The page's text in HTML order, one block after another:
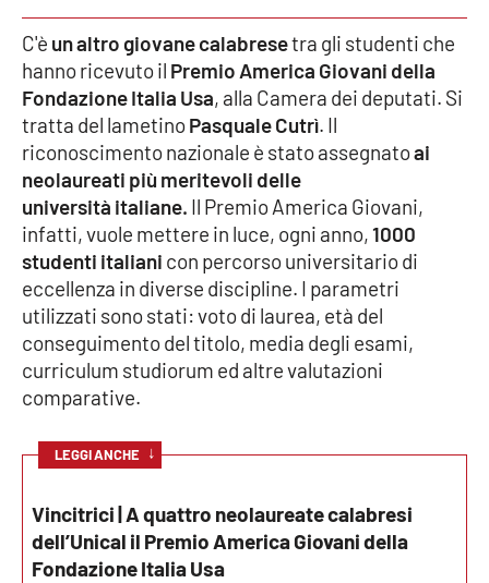
Meteo
Editoriali
VIDEO
Ambiente
Cronaca
Cultura
Economia e Lavoro
Società
C'è un altro giovane calabresetra gli studenti che
hanno ricevuto il Premio America Giovani della
Fondazione Italia Usa, alla Camera dei deputati. Si
tratta del lametinoPasquale Cutrì. Il
riconoscimento nazionale è stato assegnatoai
neolaureati più meritevoli delle
università italiane. Il Premio America Giovani,
infatti, vuole mettere in luce, ogni anno,1000
studenti italiani con percorso universitario di
eccellenza in diverse discipline. I parametri
utilizzati sono stati: voto di laurea, età del
conseguimento del titolo, media degli esami,
curriculum studiorum ed altre valutazioni
comparative.
LEGGI ANCHE ↓
Vincitrici | A quattro neolaureate calabresi
dell’Unical il Premio America Giovani della
Fondazione Italia Usa